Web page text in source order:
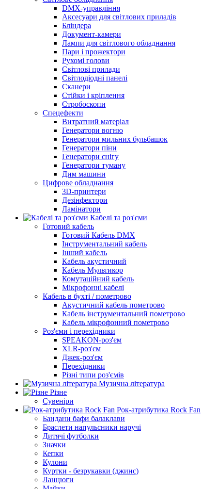
DMX-управління
Аксесуари для світлових приладів
Бліндера
Документ-камери
Лампи для світлового обладнання
Пари і прожектори
Рухомі голови
Світлові прилади
Світлодіодні панелі
Сканери
Стійки і кріплення
Стробоскопи
Спецефекти
Витратний матеріал
Генератори вогню
Генератори мильних бульбашок
Генератори піни
Генератори снігу
Генератори туману
Дим машини
Цифрове обладнання
3D-принтери
Дезінфектори
Ламінатори
Кабелі та роз'єми
Готовий кабель
Готовий Кабель DMX
Інструментальний кабель
Інший кабель
Кабель акустичний
Кабель Мультикор
Комутаційний кабель
Мікрофонні кабелі
Кабель в бухті / пометрово
Акустичний кабель пометрово
Кабель інструментальний пометрово
Кабель мікрофонний пометрово
Роз'єми і перехідники
SPEAKON-роз'єм
XLR-роз'єм
Джек-роз'єм
Перехідники
Різні типи роз'ємів
Музична література
Різне
Сувеніри
Рок-атрибутика Rock Fan
Бандани бафи балаклави
Браслети напульсники наручі
Дитячі футболки
Значки
Кепки
Кулони
Куртки - безрукавки (джинс)
Ланцюги